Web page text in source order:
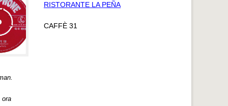
ora
RISTORANTE LA PEÑA
CAFFÈ 31